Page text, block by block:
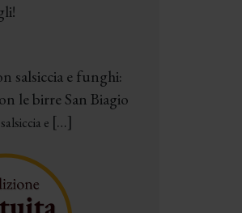
salsiccia e funghi:
le birre San Biagio
e […]